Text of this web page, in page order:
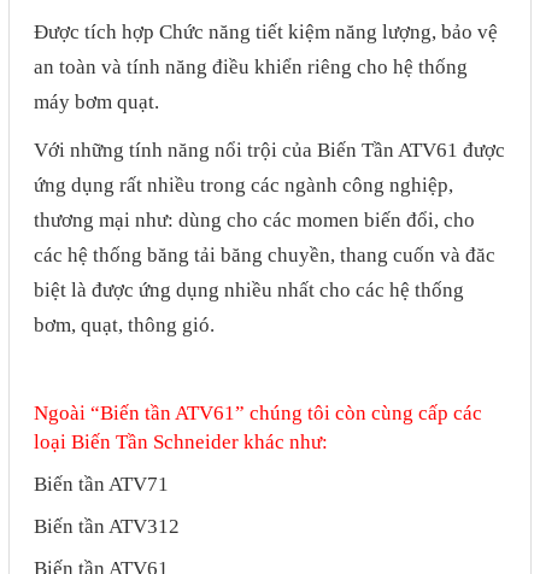
Được tích hợp Chức năng tiết kiệm năng lượng, bảo vệ
an toàn và tính năng điều khiển riêng cho hệ thống
máy bơm quạt.
Với những tính năng nổi trội của Biến Tần ATV61 được
ứng dụng rất nhiều trong các ngành công nghiệp,
thương mại như: dùng cho các momen biến đổi, cho
các hệ thống băng tải băng chuyền, thang cuốn và đăc
biệt là được ứng dụng nhiều nhất cho các hệ thống
bơm, quạt, thông gió.
Ngoài “Biến tần ATV61” chúng tôi còn cùng cấp các
loại Biến Tần Schneider khác như:
Biến tần ATV71
Biến tần ATV312
Biến tần ATV61
Phụ kiện lắp tủ điện
Giới thiệu
Dịch vụ
Thiết kế phần mềm giám sát
và quản lý
Sửa chữa màn hình HMI
Sửa Bộ điều khiển Servo, Bộ
điều khiển motor bước
Sửa chữa bộ nguồn